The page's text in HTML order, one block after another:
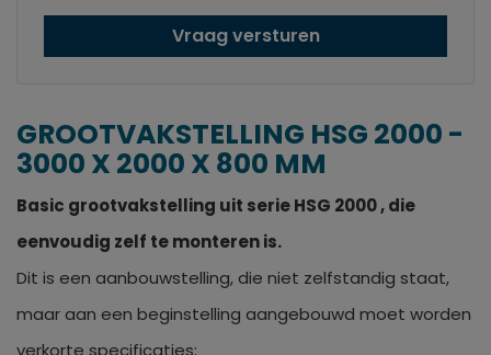
Vraag versturen
GROOTVAKSTELLING HSG 2000 -
3000 X 2000 X 800 MM
Basic grootvakstelling uit serie HSG 2000 , die
eenvoudig zelf te monteren is.
Dit is een aanbouwstelling, die niet zelfstandig staat,
maar aan een beginstelling aangebouwd moet worden
verkorte specificaties: